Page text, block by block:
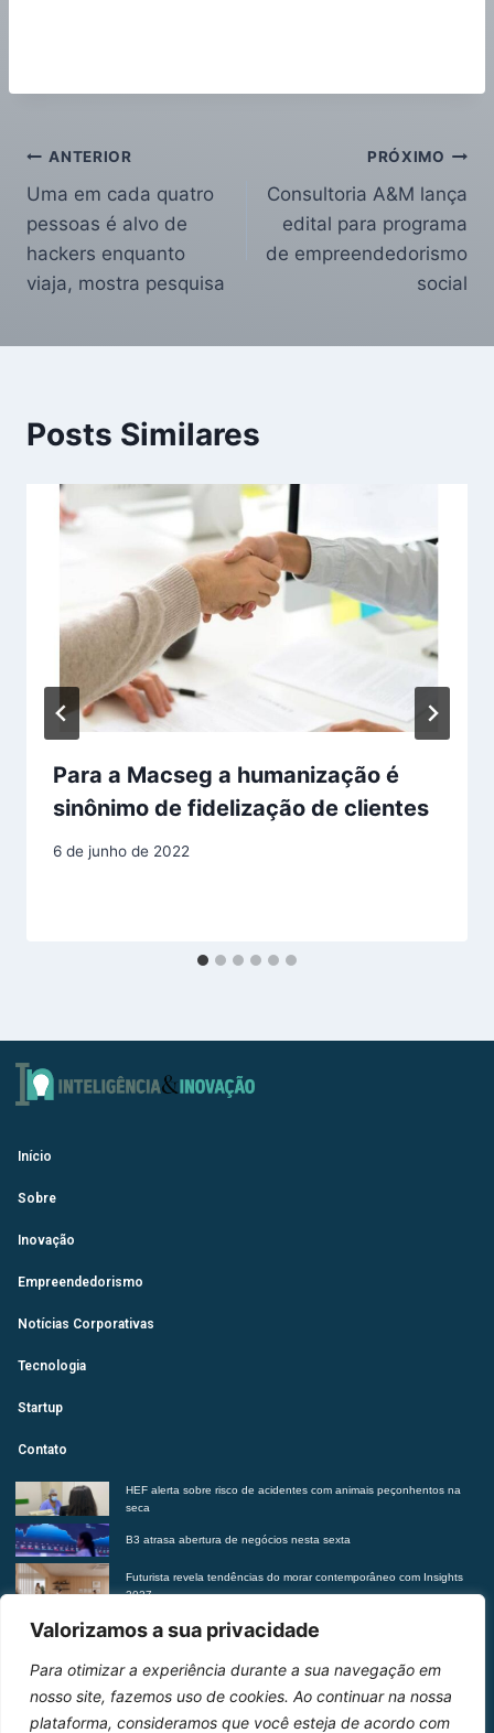
Valorizamos a sua privacidade
Para otimizar a experiência durante a sua navegação em
nosso site, fazemos uso de cookies. Ao continuar na nossa
plataforma, consideramos que você esteja de acordo com
ANTERIOR
Uma em cada quatro
pessoas é alvo de
hackers enquanto
viaja, mostra pesquisa
PRÓXIMO
Consultoria A&M lança
edital para programa
de empreendedorismo
social
Posts Similares
Para a Macseg a humanização é
sinônimo de fidelização de clientes
6 de junho de 2022
Início
Sobre
Inovação
Empreendedorismo
Notícias Corporativas
Tecnologia
Startup
Contato
HEF alerta sobre risco de acidentes com animais peçonhentos na
seca
B3 atrasa abertura de negócios nesta sexta
Futurista revela tendências do morar contemporâneo com Insights
2027
Suplementação de vitaminas sem orientação médica pode trazer
riscos à saúde, alerta Hetrin
Entre em contato